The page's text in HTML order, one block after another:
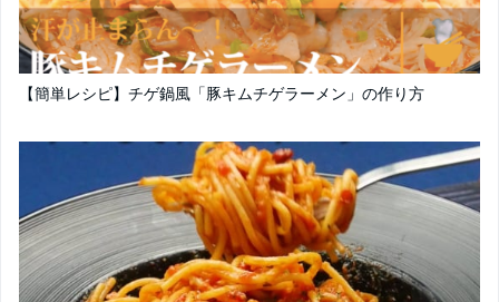
【簡単レシピ】チゲ鍋風「豚キムチゲラーメン」の作り方